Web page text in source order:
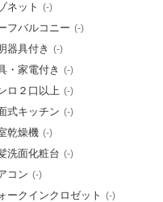
ネット (-)
フバルコニー (-)
器具付き (-)
・家電付き (-)
ロ２口以上 (-)
式キッチン (-)
乾燥機 (-)
洗面化粧台 (-)
コン (-)
ークインクロゼット (-)